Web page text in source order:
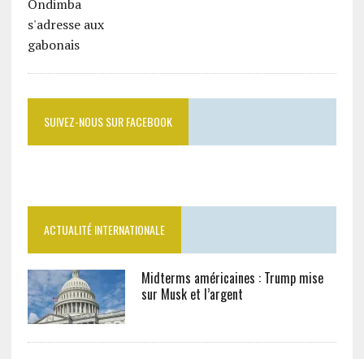
SUIVEZ-NOUS SUR FACEBOOK
ACTUALITÉ INTERNATIONALE
Midterms américaines : Trump mise
sur Musk et l’argent